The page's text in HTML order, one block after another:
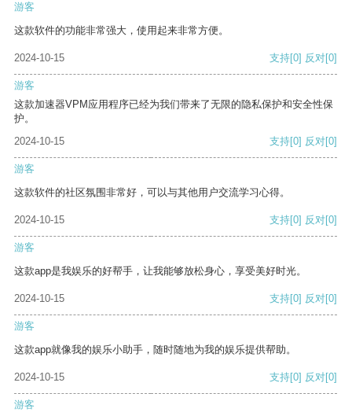
游客
这款软件的功能非常强大，使用起来非常方便。
2024-10-15 支持[0] 反对[0]
游客
这款加速器VPM应用程序已经为我们带来了无限的隐私保护和安全性保
护。
2024-10-15
支持[0] 反对[0]
游客
这款软件的社区氛围非常好，可以与其他用户交流学习心得。
2024-10-15 支持[0] 反对[0]
游客
这款app是我娱乐的好帮手，让我能够放松身心，享受美好时光。
2024-10-15 支持[0] 反对[0]
游客
这款app就像我的娱乐小助手，随时随地为我的娱乐提供帮助。
2024-10-15 支持[0] 反对[0]
游客